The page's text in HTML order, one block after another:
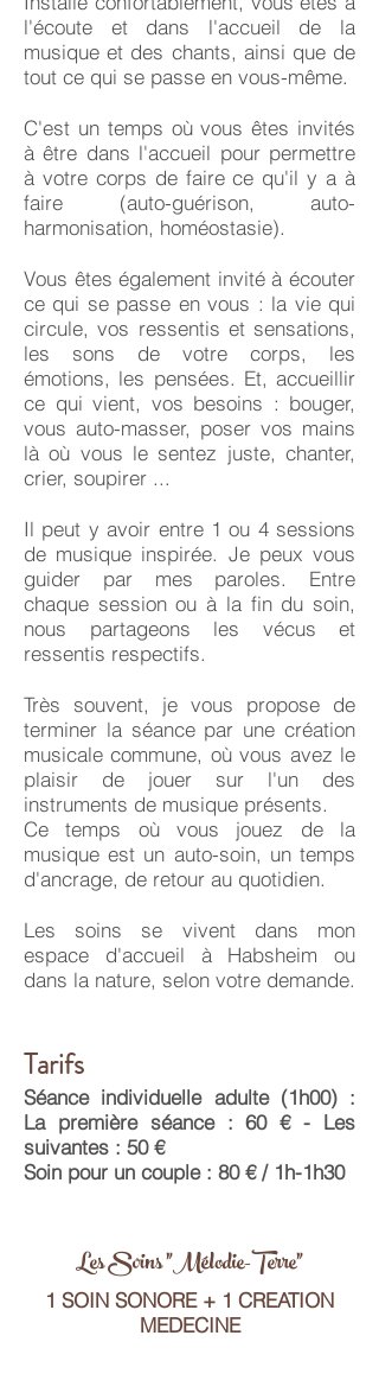
l'écoute et dans l'accueil de la
musique et des chants, ainsi que de
tout ce qui se passe en vous-même.
C'est un temps où vous êtes invités
à être dans l'accueil pour permettre
à votre corps de faire ce qu'il y a à
faire (auto-guérison, auto-
harmonisation, homéostasie).
Vous êtes également invité à écouter
ce qui se passe en vous : la vie qui
circule, vos ressentis et sensations,
les sons de votre corps, les
émotions, les pensées. Et, accueillir
ce qui vient, vos besoins : bouger,
vous auto-masser, poser vos mains
là où vous le sentez juste, chanter,
crier, soupirer ...
Il peut y avoir entre 1 ou 4 sessions
de musique inspirée. Je peux vous
guider par mes paroles. Entre
chaque session ou à la fin du soin,
nous partageons les vécus et
ressentis respectifs.
Très souvent, je vous propose de
terminer la séance par une création
musicale commune, où vous avez le
plaisir de jouer sur l'un des
instruments de musique présents.
Ce temps où vous jouez de la
musique est un auto-soin, un temps
d'ancrage, de retour au quotidien.
Les soins se vivent dans mon
espace d'accueil à Habsheim ou
dans la nature, selon votre demande.
Tarifs
Séance individuelle adulte (1h00) :
La première séance : 60 € - Les
suivantes : 50 €
Soin pour un couple : 80 € / 1h-1h30
Les Soins "Mélodie-Terre"
1 SOIN SONORE + 1 CREATION
MEDECINE